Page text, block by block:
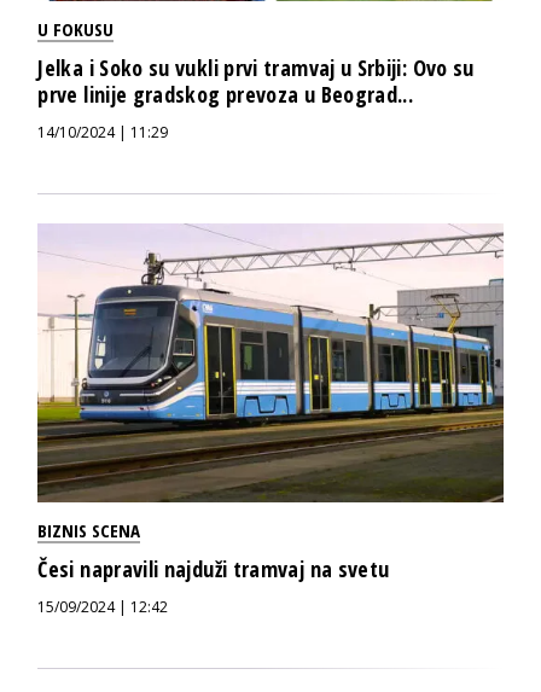
U FOKUSU
Jelka i Soko su vukli prvi tramvaj u Srbiji: Ovo su
prve linije gradskog prevoza u Beograd...
14/10/2024 | 11:29
BIZNIS SCENA
Česi napravili najduži tramvaj na svetu
15/09/2024 | 12:42